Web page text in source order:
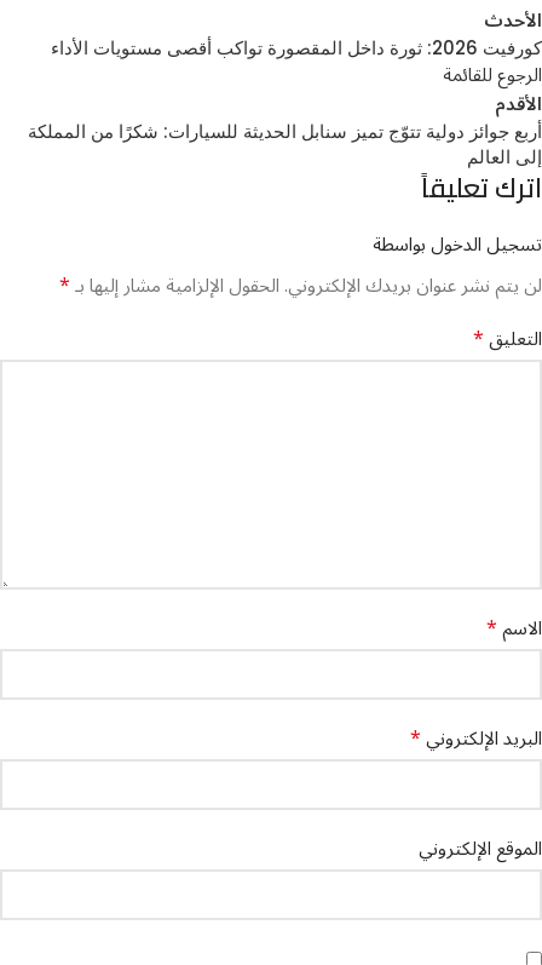
الأحدث
كورفيت 2026: ثورة داخل المقصورة تواكب أقصى مستويات الأداء
الرجوع للقائمة
الأقدم
أربع جوائز دولية تتوّج تميز سنابل الحديثة للسيارات: شكرًا من المملكة
إلى العالم
اترك تعليقاً
تسجيل الدخول بواسطة
لن يتم نشر عنوان بريدك الإلكتروني.الحقول الإلزامية مشار إليها بـ*
التعليق*
الاسم*
البريد الإلكتروني*
الموقع الإلكتروني